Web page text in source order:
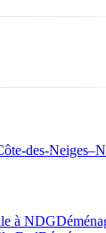
des-
à NDG